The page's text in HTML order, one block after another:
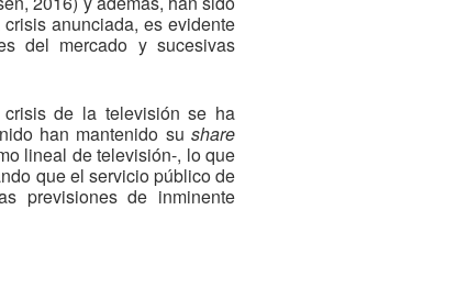
anunciada, es evidente
del mercado y sucesivas
crisis de la televisión se ha
han mantenido su share
lineal de televisión-, lo que
que el servicio público de
previsiones de inminente